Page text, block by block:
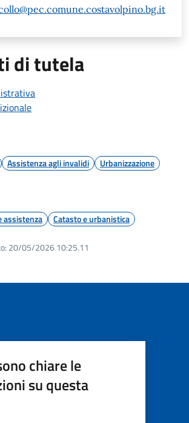
di tutela
Assistenza agli invalidi Urbanizzazione
assistenza Catasto e urbanistica
20/05/2026 10:25.11
chiare le
su questa